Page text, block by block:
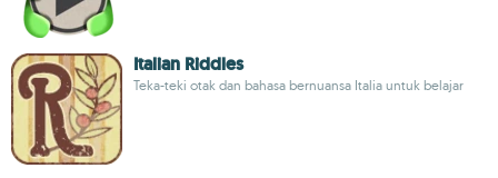
Italian Riddles
Teka-teki otak dan bahasa bernuansa Italia untuk belajar